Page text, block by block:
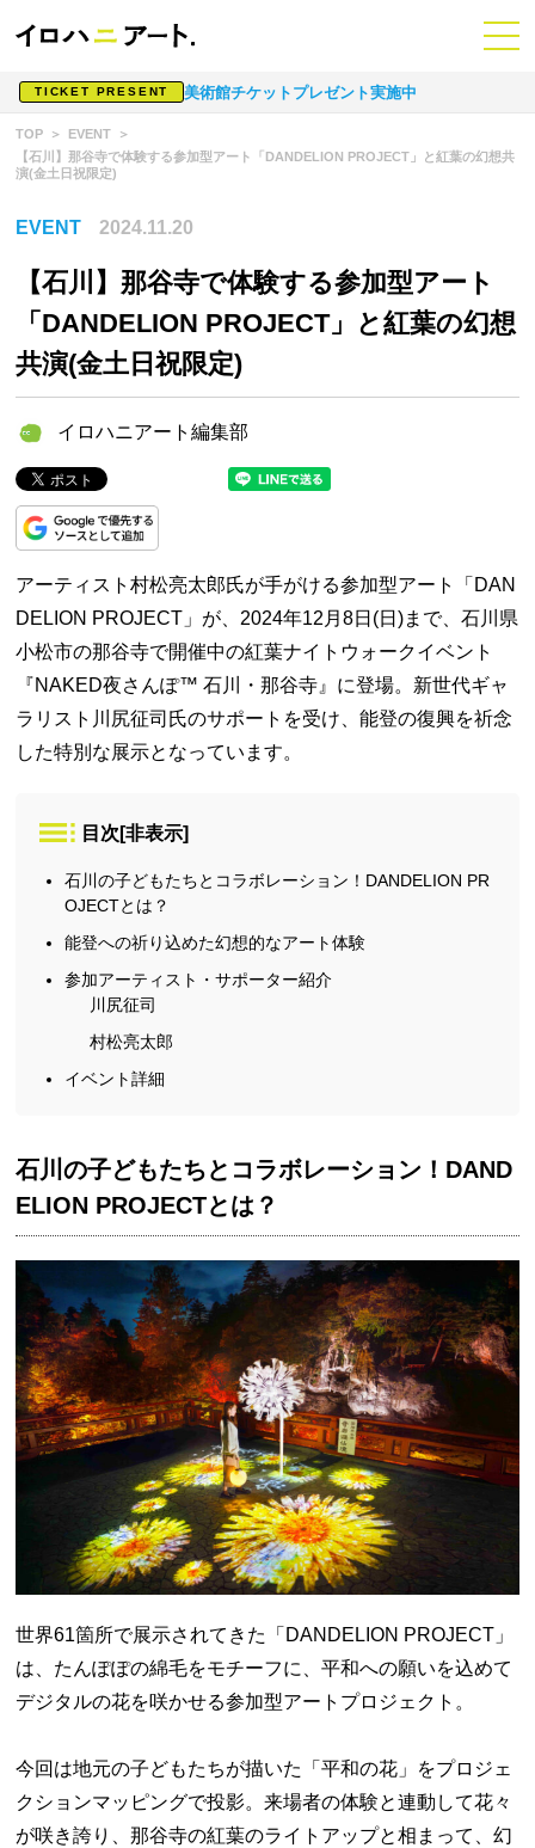
TICKET PRESENT 美術館チケットプレゼント実施中
TOP
EVENT
【石川】那谷寺で体験する参加型アート「DANDELION PROJECT」と紅葉の幻想共
演(金土日祝限定)
EVENT 2024.11.20
【石川】那谷寺で体験する参加型アート
「DANDELION PROJECT」と紅葉の幻想
共演(金土日祝限定)
イロハニアート編集部
アーティスト村松亮太郎氏が手がける参加型アート「DAN
DELION PROJECT」が、2024年12月8日(日)まで、石川県
小松市の那谷寺で開催中の紅葉ナイトウォークイベント
『NAKED夜さんぽ™ 石川・那谷寺』に登場。新世代ギャ
ラリスト川尻征司氏のサポートを受け、能登の復興を祈念
した特別な展示となっています。
目次 [非表示]
石川の子どもたちとコラボレーション！DANDELION PR
OJECTとは？
能登への祈り込めた幻想的なアート体験
参加アーティスト・サポーター紹介
川尻征司
村松亮太郎
イベント詳細
石川の子どもたちとコラボレーション！DAND
ELION PROJECTとは？
世界61箇所で展示されてきた「DANDELION PROJECT」
は、たんぽぽの綿毛をモチーフに、平和への願いを込めて
デジタルの花を咲かせる参加型アートプロジェクト。
今回は地元の子どもたちが描いた「平和の花」をプロジェ
クションマッピングで投影。来場者の体験と連動して花々
が咲き誇り、那谷寺の紅葉のライトアップと相まって、幻